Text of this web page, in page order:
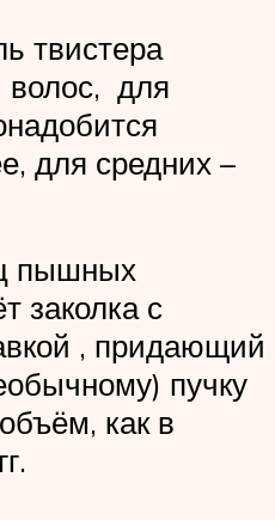
твистера
волос, для
для средних –
пышных
заколка с
, придающий
пучку
как в